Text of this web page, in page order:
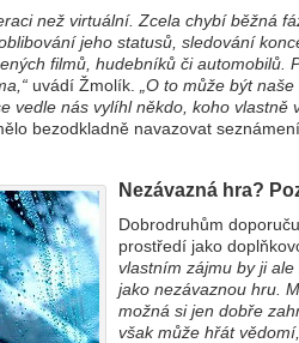
než virtuální. Zcela chybí běžná
jeho statusů, sledování
filmů, hudebníků či automobilů.
uvádí Žmolík.
„O to může být naše
vedle nás vylíhl někdo, koho vlastně
bezodkladně navazovat
Nezávazná hra?
Dobrodruhům
prostředí jako
vlastním zájmu by ji
jako nezávaznou hru.
možná si jen dobře
však může hřát